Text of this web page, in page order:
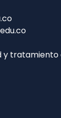
y tratamiento